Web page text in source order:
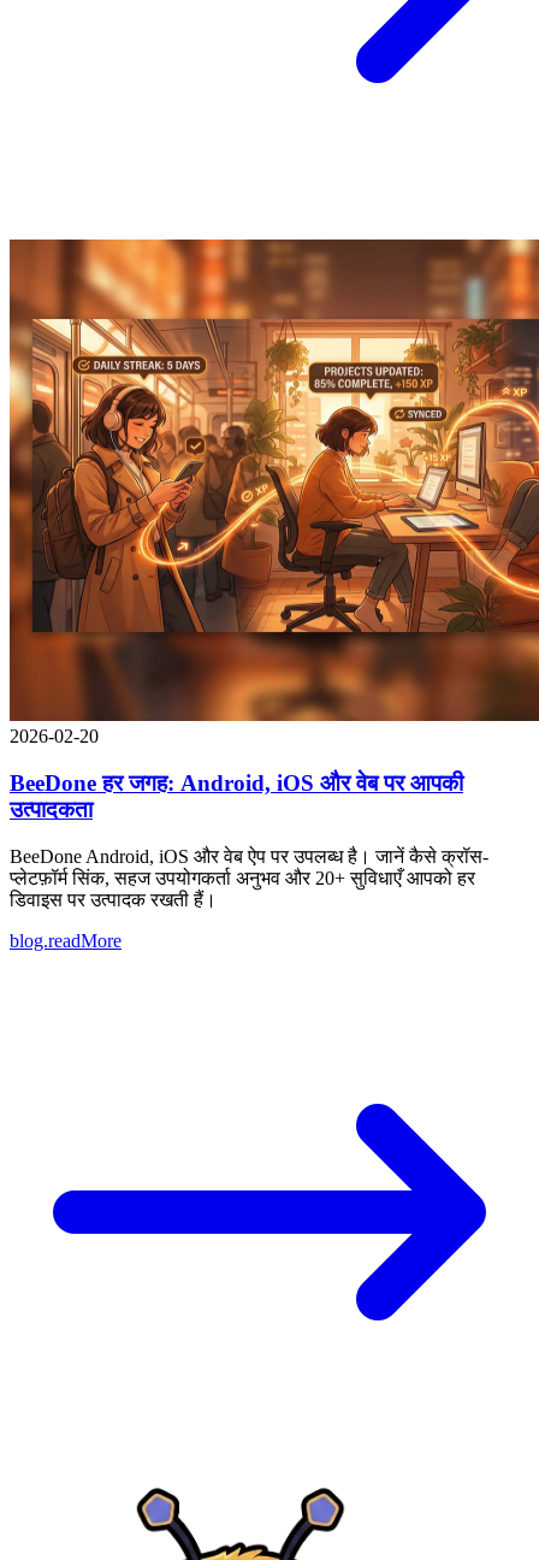
2026-02-20
BeeDone हर जगह: Android, iOS और वेब पर आपकी
उत्पादकता
BeeDone Android, iOS और वेब ऐप पर उपलब्ध है। जानें कैसे क्रॉस-
प्लेटफ़ॉर्म सिंक, सहज उपयोगकर्ता अनुभव और 20+ सुविधाएँ आपको हर
डिवाइस पर उत्पादक रखती हैं।
blog.readMore